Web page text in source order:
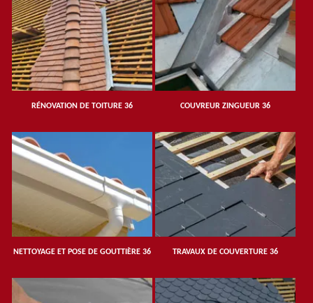
RÉNOVATION DE TOITURE 36 COUVREUR ZINGUEUR 36
NETTOYAGE ET POSE DE GOUTTIÈRE 36 TRAVAUX DE COUVERTURE 36